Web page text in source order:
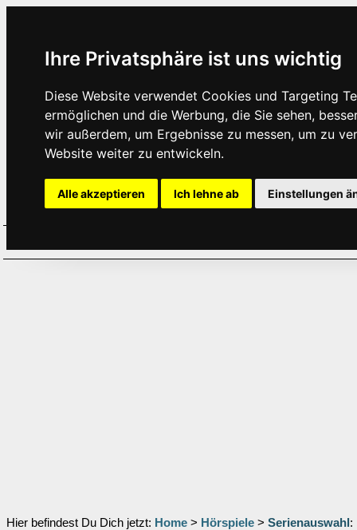
Ihre Privatsphäre ist uns wichtig
Diese Website verwendet Cookies und Targeting
ermöglichen und die Werbung, die Sie sehen,
wir außerdem, um Ergebnisse zu messen, um zu
Website weiter zu entwickeln.
Alle akzeptieren Ich lehne ab Einstellungen
Hier befindest Du Dich jetzt: Home > Hörspiele > Serienauswahl :